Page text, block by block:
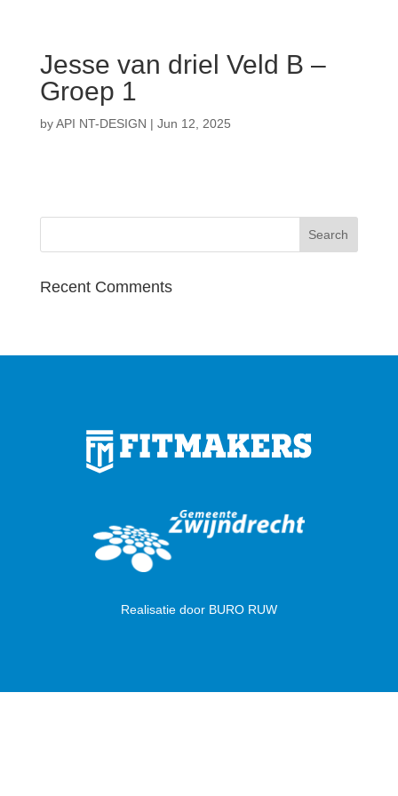
Jesse van driel Veld B –
Groep 1
byAPI NT-DESIGN | Jun 12, 2025
Recent Comments
Realisatie door BURO RUW